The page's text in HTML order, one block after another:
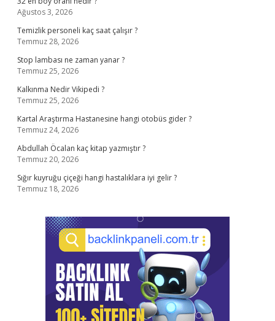
Ağustos 3, 2026
Temizlik personeli kaç saat çalışır ?
Temmuz 28, 2026
Stop lambası ne zaman yanar ?
Temmuz 25, 2026
Kalkınma Nedir Vikipedi ?
Temmuz 25, 2026
Kartal Araştırma Hastanesine hangi otobüs gider ?
Temmuz 24, 2026
Abdullah Öcalan kaç kitap yazmıştır ?
Temmuz 20, 2026
Sığır kuyruğu çiçeği hangi hastalıklara iyi gelir ?
Temmuz 18, 2026